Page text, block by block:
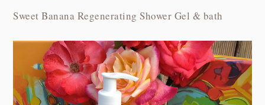
Sweet Banana Regenerating Shower Gel & bath